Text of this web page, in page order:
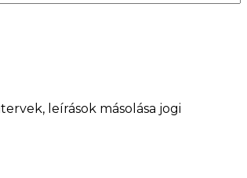
leírások másolása jogi